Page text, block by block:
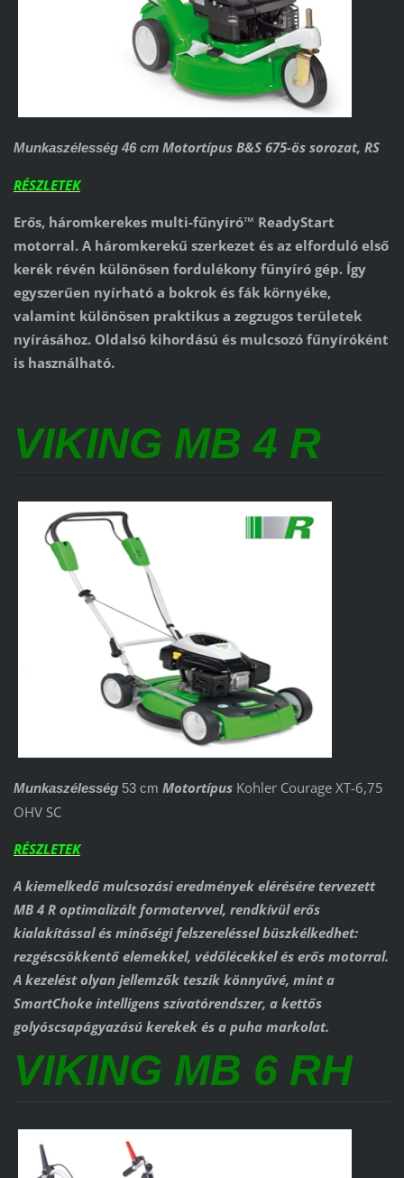
Munkaszélesség 46 cm Motortípus B&S 675-ös sorozat, RS
RÉSZLETEK
Erős, háromkerekes multi-fűnyíró™ ReadyStart
motorral. A háromkerekű szerkezet és az elforduló első
kerék révén különösen fordulékony fűnyíró gép. Így
egyszerűen nyírható a bokrok és fák környéke,
valamint különösen praktikus a zegzugos területek
nyírásához. Oldalsó kihordású és mulcsozó fűnyíróként
is használható.
VIKING MB 4 R
Munkaszélesség 53 cm Motortípus Kohler Courage XT-6,75
OHV SC
RÉSZLETEK
A kiemelkedő mulcsozási eredmények elérésére tervezett
MB 4 R optimalizált formatervvel, rendkívül erős
kialakítással és minőségi felszereléssel büszkélkedhet:
rezgéscsökkentő elemekkel, védőlécekkel és erős motorral.
A kezelést olyan jellemzők teszik könnyűvé, mint a
SmartChoke intelligens szívatórendszer, a kettős
golyóscsapágyazású kerekek és a puha markolat.
VIKING MB 6 RH